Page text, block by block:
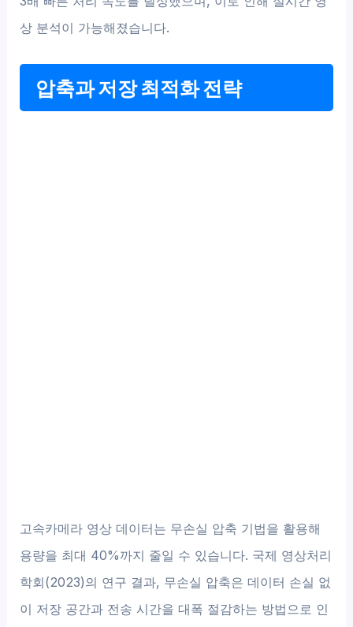
상 분석이 가능해졌습니다.
압축과 저장 최적화 전략
고속카메라 영상 데이터는 무손실 압축 기법을 활용해
용량을 최대 40%까지 줄일 수 있습니다. 국제 영상처리
학회(2023)의 연구 결과, 무손실 압축은 데이터 손실 없
이 저장 공간과 전송 시간을 대폭 절감하는 방법으로 인